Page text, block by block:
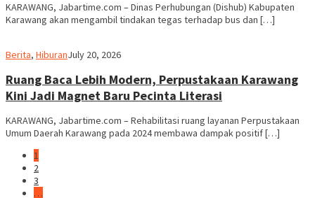
KARAWANG, Jabartime.com – Dinas Perhubungan (Dishub) Kabupaten
Karawang akan mengambil tindakan tegas terhadap bus dan […]
Berita, Hiburanadmin
July 20, 2026
Ruang Baca Lebih Modern, Perpustakaan Karawang
Kini Jadi Magnet Baru Pecinta Literasi
KARAWANG, Jabartime.com – Rehabilitasi ruang layanan Perpustakaan
Umum Daerah Karawang pada 2024 membawa dampak positif […]
1
2
3
…